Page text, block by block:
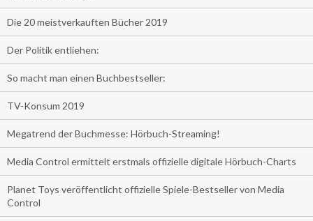
Die 20 meistverkauften Bücher 2019
Der Politik entliehen:
So macht man einen Buchbestseller:
TV-Konsum 2019
Megatrend der Buchmesse: Hörbuch-Streaming!
Media Control ermittelt erstmals offizielle digitale Hörbuch-Charts
Planet Toys veröffentlicht offizielle Spiele-Bestseller von Media
Control